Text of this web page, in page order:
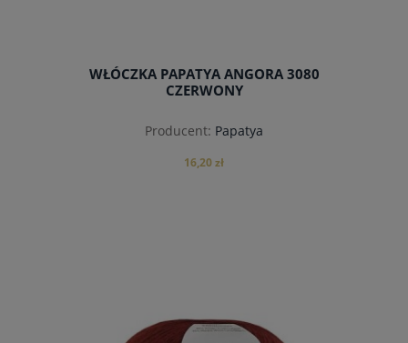
WŁÓCZKA PAPATYA ANGORA 3080
CZERWONY
Producent: Papatya
16,20 zł